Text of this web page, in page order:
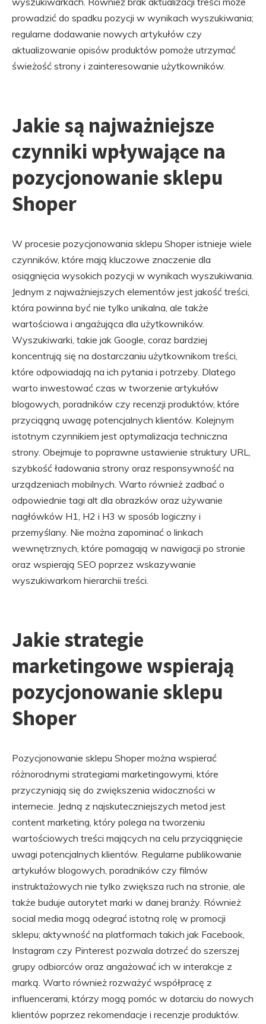
prowadzić do spadku pozycji w wynikach wyszukiwania;
regularne dodawanie nowych artykułów czy
aktualizowanie opisów produktów pomoże utrzymać
świeżość strony i zainteresowanie użytkowników.
Jakie są najważniejsze
czynniki wpływające na
pozycjonowanie sklepu
Shoper
W procesie pozycjonowania sklepu Shoper istnieje wiele
czynników, które mają kluczowe znaczenie dla
osiągnięcia wysokich pozycji w wynikach wyszukiwania.
Jednym z najważniejszych elementów jest jakość treści,
która powinna być nie tylko unikalna, ale także
wartościowa i angażująca dla użytkowników.
Wyszukiwarki, takie jak Google, coraz bardziej
koncentrują się na dostarczaniu użytkownikom treści,
które odpowiadają na ich pytania i potrzeby. Dlatego
warto inwestować czas w tworzenie artykułów
blogowych, poradników czy recenzji produktów, które
przyciągną uwagę potencjalnych klientów. Kolejnym
istotnym czynnikiem jest optymalizacja techniczna
strony. Obejmuje to poprawne ustawienie struktury URL,
szybkość ładowania strony oraz responsywność na
urządzeniach mobilnych. Warto również zadbać o
odpowiednie tagi alt dla obrazków oraz używanie
nagłówków H1, H2 i H3 w sposób logiczny i
przemyślany. Nie można zapominać o linkach
wewnętrznych, które pomagają w nawigacji po stronie
oraz wspierają SEO poprzez wskazywanie
wyszukiwarkom hierarchii treści.
Jakie strategie
marketingowe wspierają
pozycjonowanie sklepu
Shoper
Pozycjonowanie sklepu Shoper można wspierać
różnorodnymi strategiami marketingowymi, które
przyczyniają się do zwiększenia widoczności w
internecie. Jedną z najskuteczniejszych metod jest
content marketing, który polega na tworzeniu
wartościowych treści mających na celu przyciągnięcie
uwagi potencjalnych klientów. Regularne publikowanie
artykułów blogowych, poradników czy filmów
instruktażowych nie tylko zwiększa ruch na stronie, ale
także buduje autorytet marki w danej branży. Również
social media mogą odegrać istotną rolę w promocji
sklepu; aktywność na platformach takich jak Facebook,
Instagram czy Pinterest pozwala dotrzeć do szerszej
grupy odbiorców oraz angażować ich w interakcje z
marką. Warto również rozważyć współpracę z
influencerami, którzy mogą pomóc w dotarciu do nowych
klientów poprzez rekomendacje i recenzje produktów.